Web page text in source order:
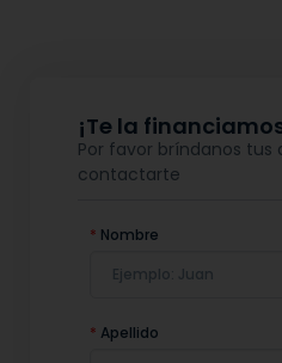
¡Te la
Por favor bríndanos tus
contactarte
* Nombre
* Apellido